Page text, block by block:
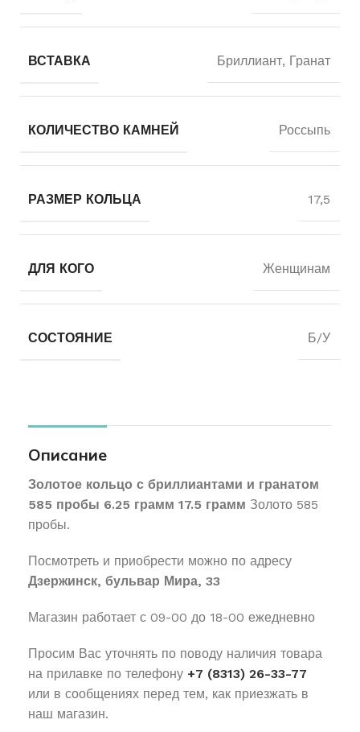
ВСТАВКА Бриллиант, Гранат
КОЛИЧЕСТВО КАМНЕЙ Россыпь
РАЗМЕР КОЛЬЦА 17,5
ДЛЯ КОГО Женщинам
СОСТОЯНИЕ Б/У
Описание
Золотое кольцо с бриллиантами и гранатом
585 пробы 6.25 грамм 17.5 грамм Золото 585
пробы.
Посмотреть и приобрести можно по адресу
Дзержинск, бульвар Мира, 33
Магазин работает с 09-00 до 18-00 ежедневно
Просим Вас уточнять по поводу наличия товара
на прилавке по телефону +7 (8313) 26-33-77
или в сообщениях перед тем, как приезжать в
наш магазин.